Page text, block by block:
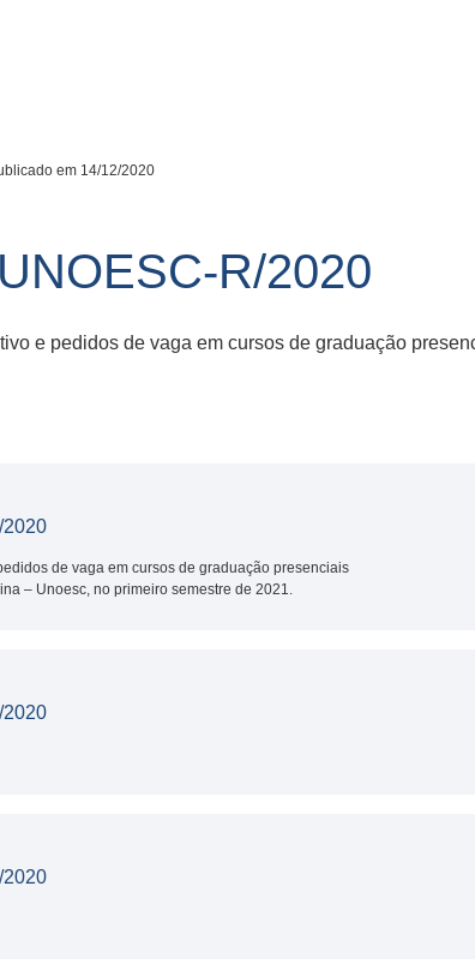
em 14/12/2020
R/2020
e pedidos de vaga em cursos de graduação
2020
de vaga em cursos de graduação presenciais
– Unoesc, no primeiro semestre de 2021.
2020
2020